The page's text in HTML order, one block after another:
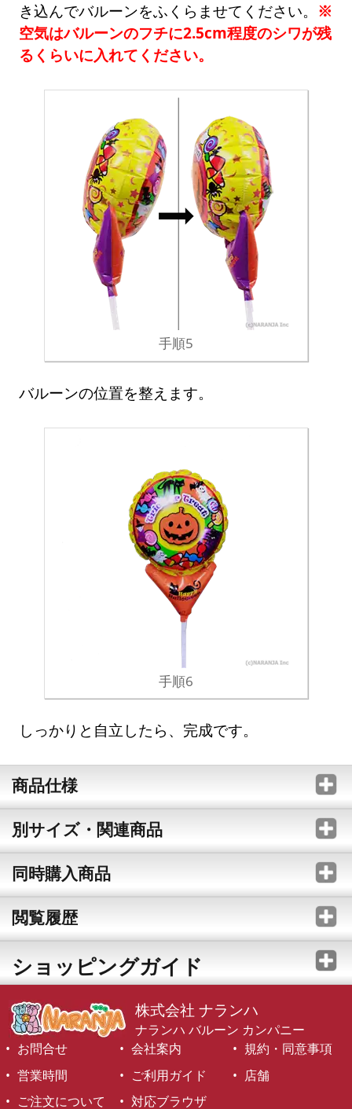
き込んでバルーンをふくらませてください。 ※
空気はバルーンのフチに2.5cm程度のシワが残
るくらいに入れてください。
手順5
バルーンの位置を整えます。
手順6
しっかりと自立したら、完成です。
商品仕様
別サイズ・関連商品
同時購入商品
閲覧履歴
ショッピングガイド
株式会社 ナランハ
ナランハ バルーン カンパニー
お問合せ
会社案内
規約・同意事項
営業時間
ご利用ガイド
店舗
ご注文について
対応ブラウザ